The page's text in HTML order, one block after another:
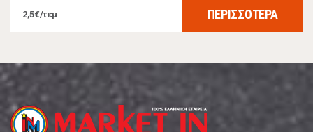
2,5€/τεμ ΠΕΡΙΣΣΟΤΕΡΑ